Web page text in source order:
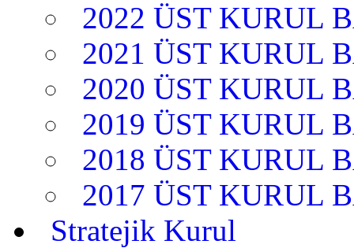
2022 ÜST KURUL
2021 ÜST KURUL
2020 ÜST KURUL
2019 ÜST KURUL
2018 ÜST KURUL
2017 ÜST KURUL
Stratejik Kurul